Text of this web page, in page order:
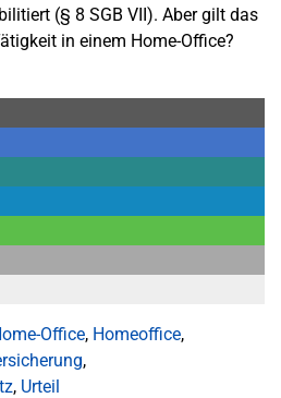
(§ 8 SGB VII). Aber gilt das
in einem Home-Office?
Office, Homeoffice,
,
, Urteil